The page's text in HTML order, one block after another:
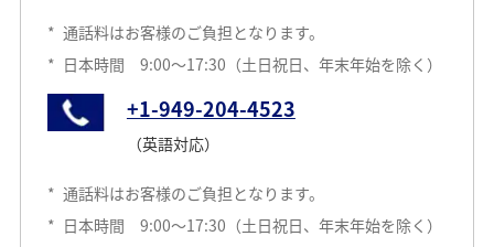
* 通話料はお客様のご負担となります。
* 日本時間 9:00～17:30（土日祝日、年末年始を除く）
+1-949-204-4523
（英語対応）
* 通話料はお客様のご負担となります。
* 日本時間 9:00～17:30（土日祝日、年末年始を除く）